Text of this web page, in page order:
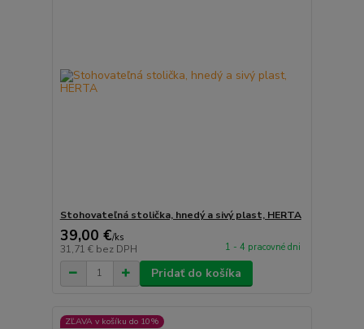
Stohovateľná stolička, hnedý a sivý plast, HERTA
39,00 €/ks
31,71 € bez DPH 1 - 4 pracovné dni
Pridať do košíka
ZĽAVA v košíku do 10%